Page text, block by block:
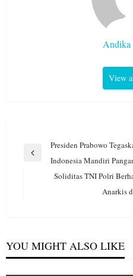
Andika
View
Navigasi
Previous
Presiden Prabowo
Indonesia Mandiri
Soliditas TNI Polri
Anarkis
YOU MIGHT ALSO LIKE